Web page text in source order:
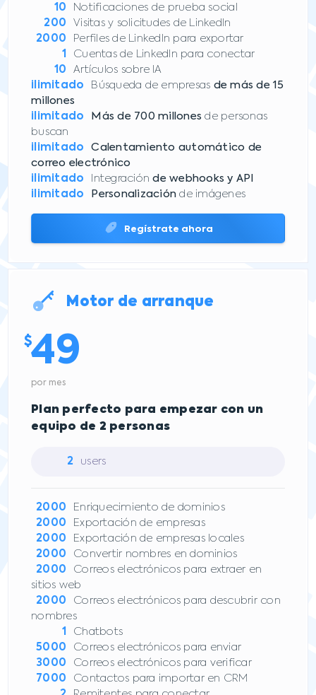
10
Notificaciones de prueba social
200
Visitas y solicitudes de LinkedIn
2000
Perfiles de LinkedIn para exportar
1
Cuentas de LinkedIn para conectar
10
Artículos sobre IA
ilimitado
Búsqueda de empresas de más de 15
millones
ilimitado
Más de 700 millones de personas
buscan
ilimitado
Calentamiento automático de
correo electrónico
ilimitado
Integraciónde webhooks y API
ilimitado
Personalización de imágenes
Regístrate ahora
Motor de arranque
$49
por mes
Plan perfecto para empezar con un
equipo de 2 personas
2 users
2000
Enriquecimiento de dominios
2000
Exportación de empresas
2000
Exportación de empresas locales
2000
Convertir nombres en dominios
2000
Correos electrónicos para extraer en
sitios web
2000
Correos electrónicos para descubrir con
nombres
1
Chatbots
5000
Correos electrónicos para enviar
3000
Correos electrónicos para verificar
7000
Contactos para importar en CRM